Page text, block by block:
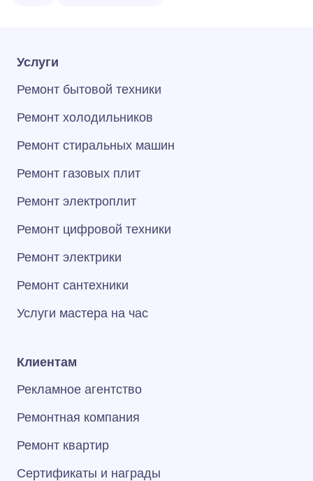
Услуги
Ремонт бытовой техники
Ремонт холодильников
Ремонт стиральных машин
Ремонт газовых плит
Ремонт электроплит
Ремонт цифровой техники
Ремонт электрики
Ремонт сантехники
Услуги мастера на час
Клиентам
Рекламное агентство
Ремонтная компания
Ремонт квартир
Сертификаты и награды